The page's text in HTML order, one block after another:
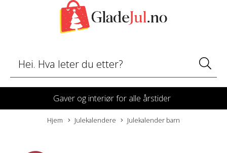
Gaver og interiør for alle årstider
Hjem Julekalendere Julekalender barn